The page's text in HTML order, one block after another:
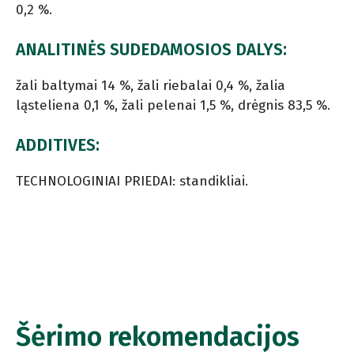
0,2 %.
ANALITINĖS SUDEDAMOSIOS DALYS:
žali baltymai 14 %, žali riebalai 0,4 %, žalia
ląsteliena 0,1 %, žali pelenai 1,5 %, drėgnis 83,5 %.
ADDITIVES:
TECHNOLOGINIAI PRIEDAI: standikliai.
Šėrimo rekomendacijos